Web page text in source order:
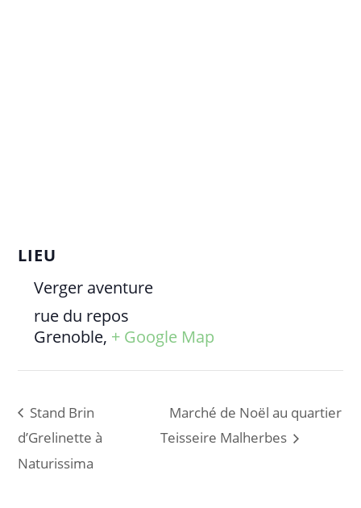
LIEU
Verger aventure
rue du repos
Grenoble, + Google Map
Stand Brin
d’Grelinette à
Naturissima
Marché de Noël au quartier
Teisseire Malherbes